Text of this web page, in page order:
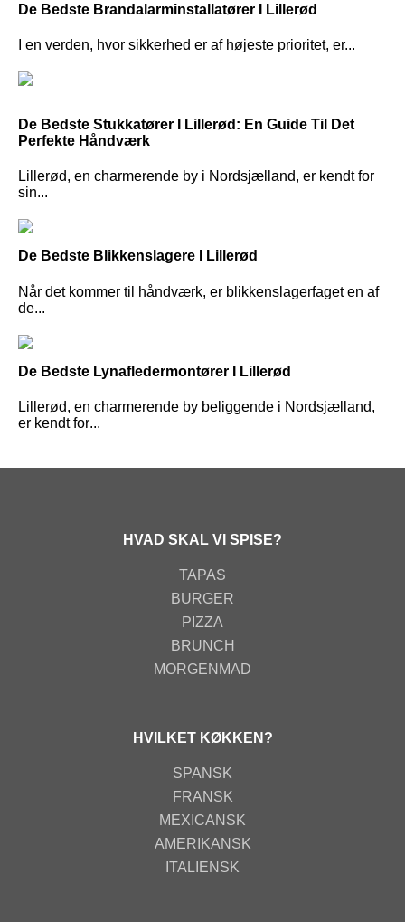
De Bedste Brandalarminstallatører I Lillerød
I en verden, hvor sikkerhed er af højeste prioritet, er...
De Bedste Stukkatører I Lillerød: En Guide Til Det
Perfekte Håndværk
Lillerød, en charmerende by i Nordsjælland, er kendt for
sin...
De Bedste Blikkenslagere I Lillerød
Når det kommer til håndværk, er blikkenslagerfaget en af
de...
De Bedste Lynafledermontører I Lillerød
Lillerød, en charmerende by beliggende i Nordsjælland,
er kendt for...
HVAD SKAL VI SPISE?
TAPAS
BURGER
PIZZA
BRUNCH
MORGENMAD
HVILKET KØKKEN?
SPANSK
FRANSK
MEXICANSK
AMERIKANSK
ITALIENSK